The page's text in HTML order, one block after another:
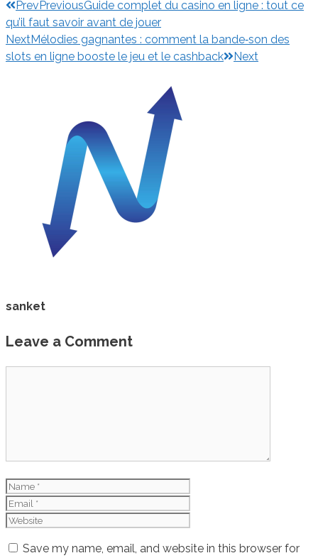
PrevPreviousGuide complet du casino en ligne : tout ce
qu’il faut savoir avant de jouer
NextMélodies gagnantes : comment la bande‑son des
slots en ligne booste le jeu et le cashback
Next
sanket
Leave a Comment
Name
Save my name, email, and website in this browser for